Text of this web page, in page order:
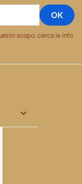
scopo, cerca le info
